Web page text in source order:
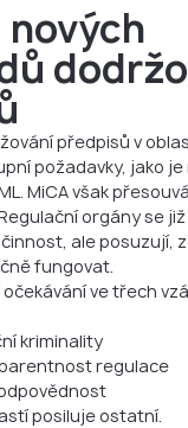
předpisů v
požadavky, jako
MiCA však
Regulační orgány se
ale posuzují,
fungovat.
ve třech
kriminality
regulace
posiluje ostatní.